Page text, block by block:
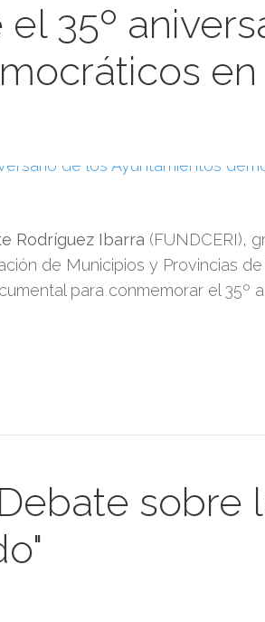
35º
Rodríguez Ibarra (FUNDCERI),
de Municipios y Provincias
para conmemorar el 35º
sobre